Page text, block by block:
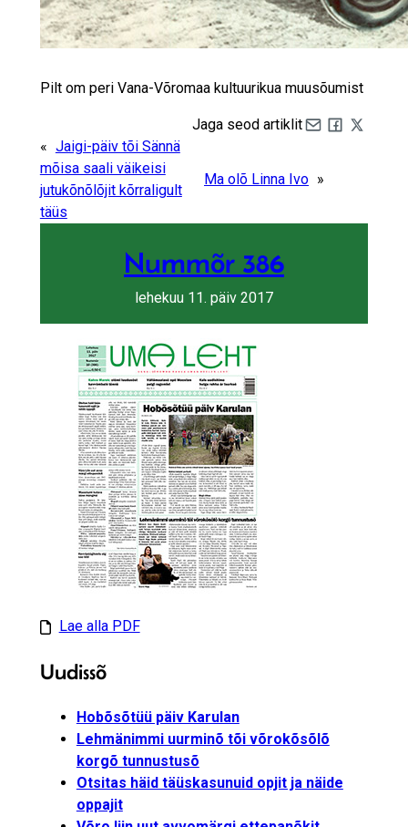
Pilt om peri Vana-Võromaa kultuurikua muusõumist
Jaga seod artiklit
« Jaigi-päiv tõi Sännä
mõisa saali väikeisi
jutukõnõlõjit kõrraligult
täüs
Ma olõ Linna Ivo »
Nummõr 386
lehekuu 11. päiv 2017
Lae alla PDF
Uudissõ
Hobõsõtüü päiv Karulan
Lehmänimmi uurminõ tõi võrokõsõlõ
korgõ tunnustusõ
Otsitas häid täüskasunuid opjit ja näide
oppajit